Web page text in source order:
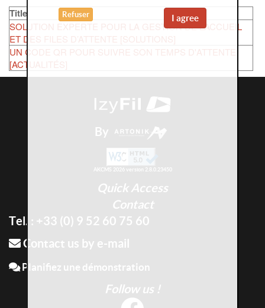
Title
SOLUTION EXPERTE POUR LA GESTION DE L’ACCUEIL
ET DES FILES D’ATTENTE [SOLUTIONS]
UN CODE QR POUR SUIVRE SON TEMPS D'ATTENTE
[ACTUALITÉS]
By
AKCMS 2026 version 2.8.0.23450
Quick Access
Contact
Tel. : +33 (0) 9 52 60 75 60
Contact us by e-mail
Planifiez une démonstration
Follow us !
I agree
Refuser